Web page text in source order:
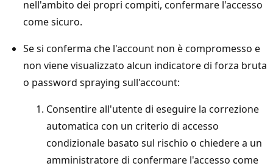
nell'ambito dei propri compiti, confermare l'accesso
come sicuro.
Se si conferma che l'account non è compromesso e
non viene visualizzato alcun indicatore di forza bruta
o password spraying sull'account:
Consentire all'utente di eseguire la correzione
automatica con un criterio di accesso
condizionale basato sul rischio o chiedere a un
amministratore di confermare l'accesso come